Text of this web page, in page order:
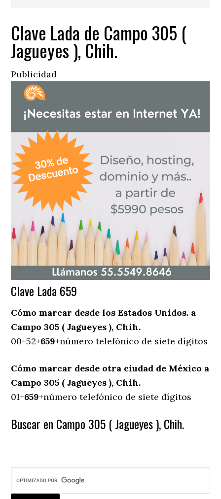
Clave Lada de Campo 305 (
Jagueyes ), Chih.
Publicidad
Clave Lada 659
Cómo marcar desde los Estados Unidos. a
Campo 305 ( Jagueyes ), Chih.
00+52+659+número telefónico de siete dígitos
Cómo marcar desde otra ciudad de México a
Campo 305 ( Jagueyes ), Chih.
01+659+número telefónico de siete dígitos
Buscar en Campo 305 ( Jagueyes ), Chih.